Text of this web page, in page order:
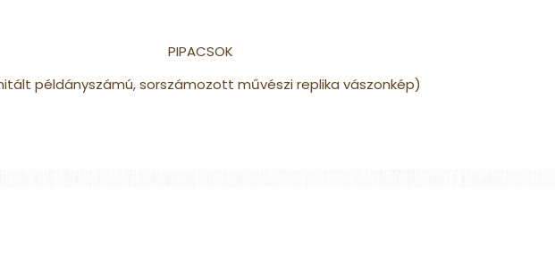
PIPACSOK
példányszámú, sorszámozott művészi replika vászonkép)